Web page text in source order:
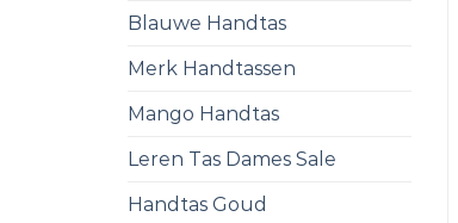
Blauwe Handtas
Merk Handtassen
Mango Handtas
Leren Tas Dames Sale
Handtas Goud